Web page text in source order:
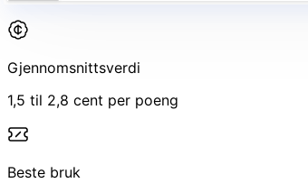
Gjennomsnittsverdi
1,5 til 2,8 cent per poeng
Beste bruk